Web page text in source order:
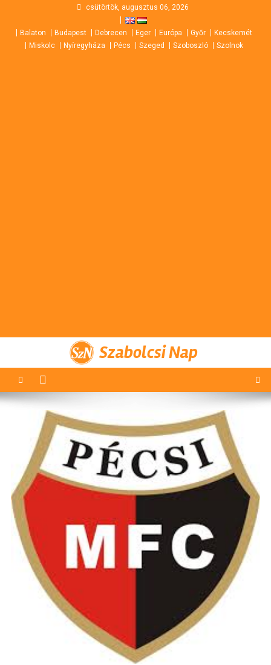
content
csütörtök, augusztus 06, 2026
Balaton Budapest Debrecen Eger Európa Győr
Kecskemét
Miskolc
Nyíregyháza Pécs Szeged Szoboszló Szolnok
Szabolcsi Nap